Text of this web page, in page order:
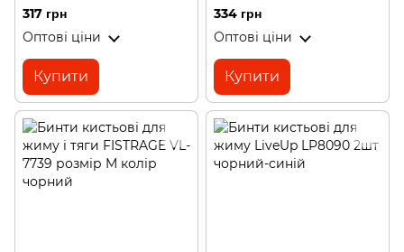
317 грн
Оптові ціни
Купити
334 грн
Оптові ціни
Купити